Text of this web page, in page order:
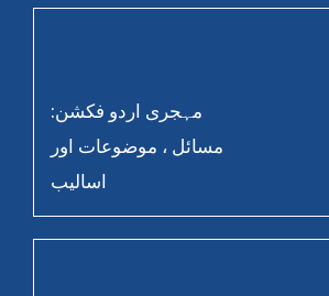
مہجری اردو فکشن:
مسائل ، موضوعات اور
اسالیب